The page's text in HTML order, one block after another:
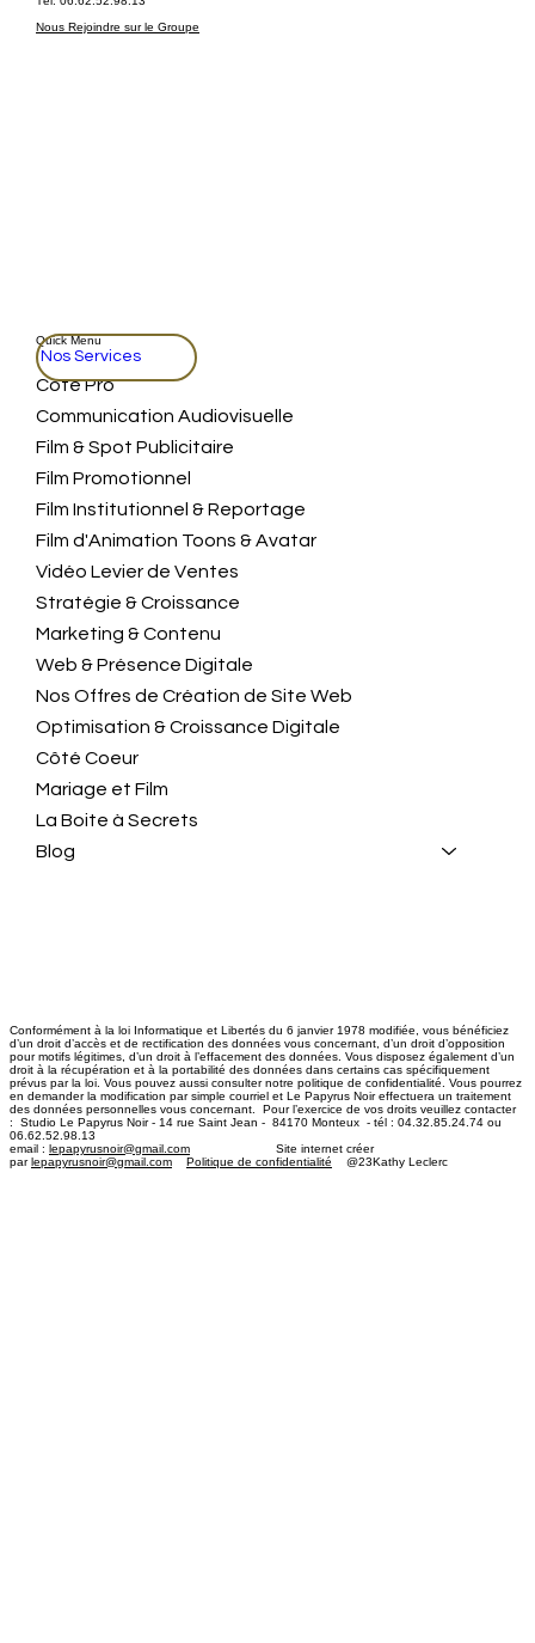
Nous Rejoindre sur le Groupe
Quick Menu
Coté Pro
Communication Audiovisuelle
Film & Spot Publicitaire
Film Promotionnel
Film Institutionnel & Reportage
Film d'Animation Toons & Avatar
Vidéo Levier de Ventes
Stratégie & Croissance
Marketing & Contenu
Web & Présence Digitale
Nos Offres de Création de Site Web
Optimisation & Croissance Digitale
Côté Coeur
Mariage et Film
La Boite à Secrets
Blog
Nos Services
Conformément à la loi Informatique et Libertés du 6 janvier 1978 modifiée, vous bénéficiez
d’un droit d’accès et de rectification des données vous concernant, d’un droit d’opposition
pour motifs légitimes, d’un droit à l’effacement des données. Vous disposez également d’un
droit à la récupération et à la portabilité des données dans certains cas spécifiquement
prévus par la loi. Vous pouvez aussi consulter notre politique de confidentialité. Vous pourrez
en demander la modification par simple courriel et Le Papyrus Noir effectuera un traitement
des données personnelles vous concernant. Pour l’exercice de vos droits veuillez contacter
: Studio Le Papyrus Noir - 14 rue Saint Jean - 84170 Monteux - tél : 04.32.85.24.74 ou
06.62.52.98.13
email : lepapyrusnoir@gmail.com ​ Site internet créer
parlepapyrusnoir@gmail.com Politique de confidentialité @23Kathy Leclerc